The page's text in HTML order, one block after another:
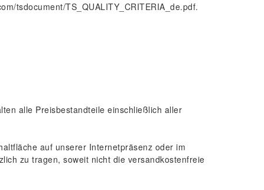
tsdocument/TS_QUALITY_CRITERIA_de.pdf.
alle Preisbestandteile einschließlich aller
auf unserer Internetpräsenz oder im
zu tragen, soweit nicht die versandkostenfreie